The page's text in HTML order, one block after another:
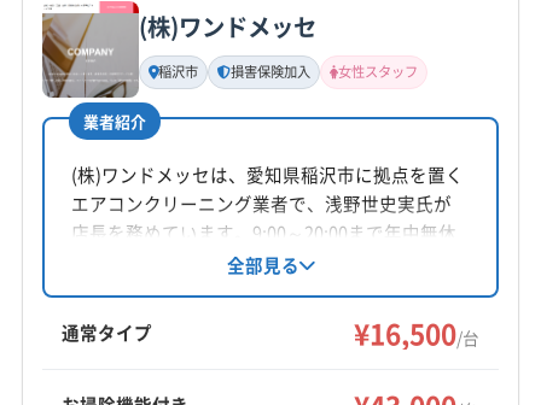
(株)ワンドメッセ
稲沢市 損害保険加入 女性スタッフ
業者紹介
(株)ワンドメッセは、愛知県稲沢市に拠点を置く
エアコンクリーニング業者で、浅野世史実氏が
店長を務めています。9:00～20:00まで年中無休
で営業し、壁掛け型エアコンに対応。基本料金
は16,500円/台、お掃除機能付きは26,500円/台で
す。損害保険加入済みで、女性スタッフも在籍
しているため、安心して依頼できる点が特徴で
全部見る
通常タイプ ¥16,500/台